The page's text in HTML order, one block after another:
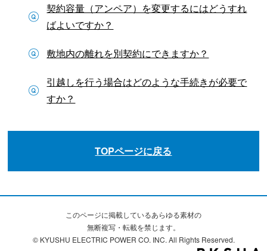
契約容量（アンペア）を変更するにはどうすれ
ばよいですか？
敷地内の離れを別契約にできますか？
引越しを行う場合はどのような手続きが必要で
すか？
TOPページに戻る
このページに掲載しているあらゆる素材の
無断複写・転載を禁じます。
© KYUSHU ELECTRIC POWER CO. INC. All Rights Reserved.